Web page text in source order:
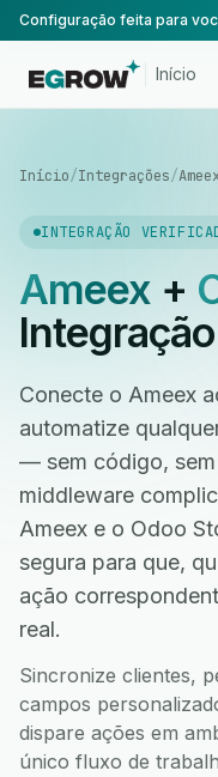
Início
Início/Integrações/
INTEGRAÇÃO
Ameex+
Integração
Conecte o Ameex
automatize
— sem código,
middleware
Ameex e o Odoo
segura para que,
ação
real.
Sincronize clientes,
campos
dispare ações em
único fluxo de